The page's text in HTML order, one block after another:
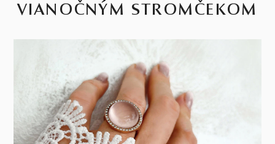
VIANOČNÝM STROMČEKOM